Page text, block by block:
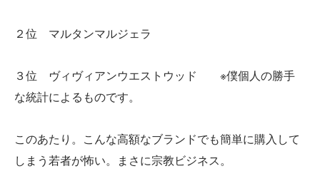
２位 マルタンマルジェラ
３位 ヴィヴィアンウエストウッド ※僕個人の勝手
な統計によるものです。
このあたり。こんな高額なブランドでも簡単に購入して
しまう若者が怖い。まさに宗教ビジネス。